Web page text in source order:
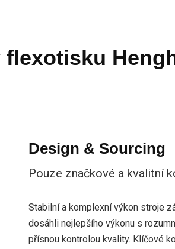
Design & Sourcing
Pouze značkové a kvalitní
Stabilní a komplexní výkon stroje
dosáhli nejlepšího výkonu s
přísnou kontrolou kvality. Klíčové